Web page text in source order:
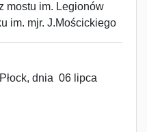
mostu im. Legionów
im. mjr. J.Mościckiego
Kijek
06 lipca